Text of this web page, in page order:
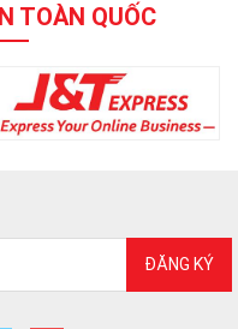
TOÀN QUỐC
ĐĂNG KÝ